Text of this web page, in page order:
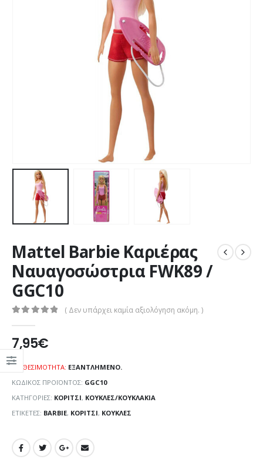
Mattel Barbie Καριέρας
Ναυαγοσώστρια FWK89 /
GGC10
( Δεν υπάρχει καμία αξιολόγηση ακόμη. )
7,95€
ΔΙΑΘΕΣΙΜΌΤΗΤΑ: ΕΞΑΝΤΛΗΜΈΝΟ.
ΚΩΔΙΚΌΣ ΠΡΟΪΌΝΤΟΣ: GGC10
ΚΑΤΗΓΟΡΊΕΣ: ΚΟΡΊΤΣΙ, ΚΟΎΚΛΕΣ/ΚΟΥΚΛΆΚΙΑ
ΕΤΙΚΈΤΕΣ: BARBIE, ΚΟΡΊΤΣΙ, ΚΟΎΚΛΕΣ